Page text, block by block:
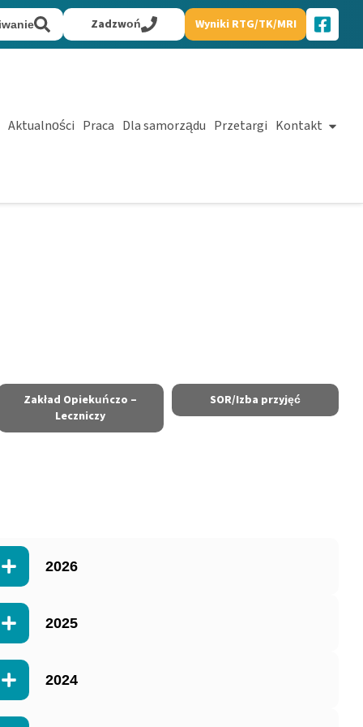
Zadzwoń Wyniki RTG/TK/MRI
Aktualności Praca Dla samorządu Przetargi Kontakt
Zakład Opiekuńczo –
Leczniczy
SOR/Izba przyjęć
2026
2025
2024